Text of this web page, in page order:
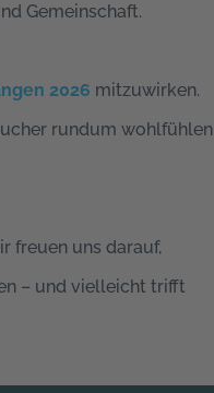
Gemeinschaft.
2026 mitzuwirken.
rundum wohlfühlen
freuen uns darauf,
– und vielleicht trifft